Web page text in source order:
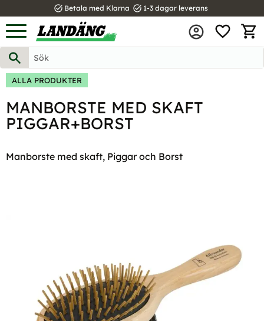
Meny
task_alt Betala med Klarna task_alt 1-3 dagar leverans
ALLA PRODUKTER
MANBORSTE MED SKAFT
PIGGAR+BORST
Manborste med skaft, Piggar och Borst